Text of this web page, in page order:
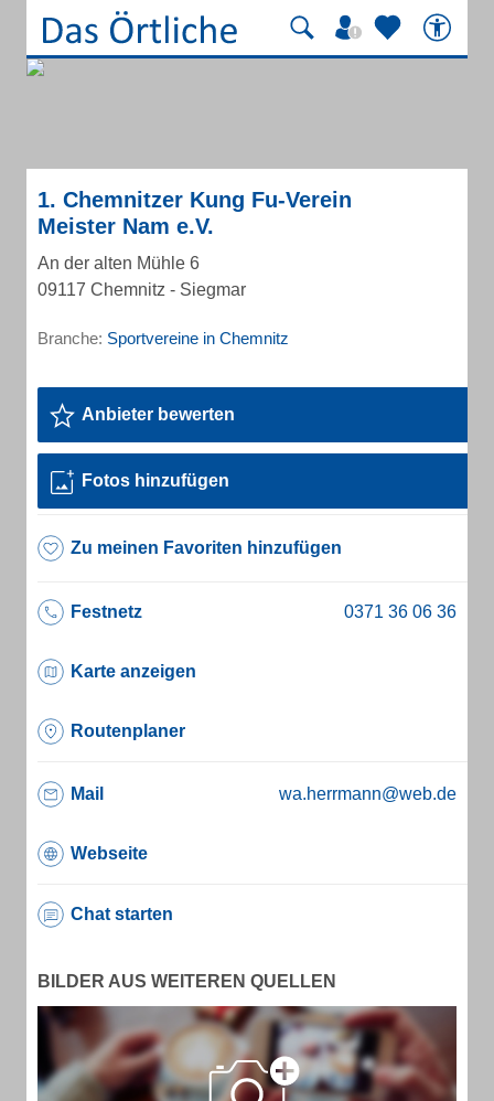
1. Chemnitzer Kung Fu-Verein
Meister Nam e.V.
An der alten Mühle 6
09117 Chemnitz - Siegmar
Branche: Sportvereine in Chemnitz
Anbieter bewerten
Fotos hinzufügen
Zu meinen Favoriten hinzufügen
Festnetz
Karte anzeigen
Routenplaner
Mail wa.herrmann@web.de
Webseite
Chat starten
BILDER AUS WEITEREN QUELLEN